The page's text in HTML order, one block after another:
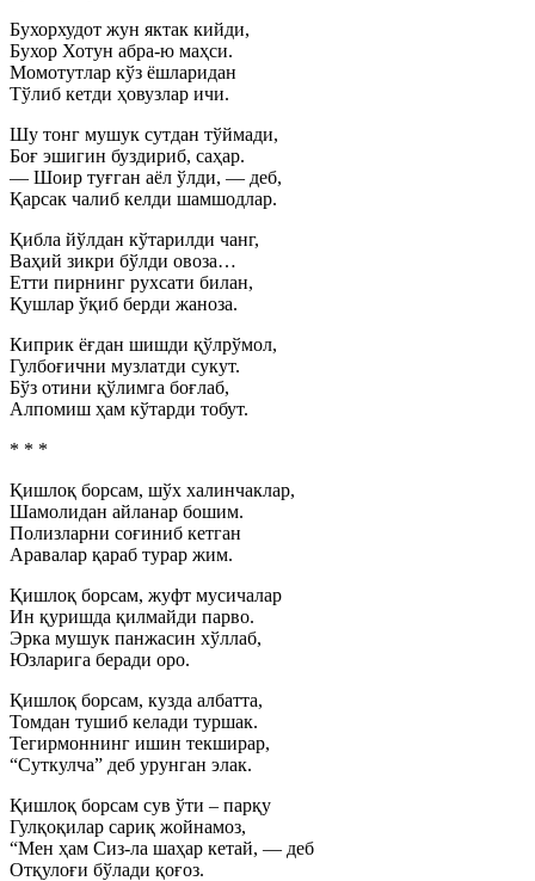
Бухорхудот жун яктак кийди,
Бухор Хотун абра-ю маҳси.
Момотутлар кўз ёшларидан
Тўлиб кетди ҳовузлар ичи.
Шу тонг мушук сутдан тўймади,
Боғ эшигин буздириб, саҳар.
— Шоир туғган аёл ўлди, — деб,
Қарсак чалиб келди шамшодлар.
Қибла йўлдан кўтарилди чанг,
Ваҳий зикри бўлди овоза…
Етти пирнинг рухсати билан,
Қушлар ўқиб берди жаноза.
Киприк ёғдан шишди қўлрўмол,
Гулбоғични музлатди сукут.
Бўз отини қўлимга боғлаб,
Алпомиш ҳам кўтарди тобут.
* * *
Қишлоқ борсам, шўх халинчаклар,
Шамолидан айланар бошим.
Полизларни соғиниб кетган
Аравалар қараб турар жим.
Қишлоқ борсам, жуфт мусичалар
Ин қуришда қилмайди парво.
Эрка мушук панжасин хўллаб,
Юзларига беради оро.
Қишлоқ борсам, кузда албатта,
Томдан тушиб келади туршак.
Тегирмоннинг ишин текширар,
“Суткулча” деб урунган элак.
Қишлоқ борсам сув ўти – парқу
Гулқоқилар сариқ жойнамоз,
“Мен ҳам Сиз-ла шаҳар кетай, — деб
Отқулоғи бўлади қоғоз.